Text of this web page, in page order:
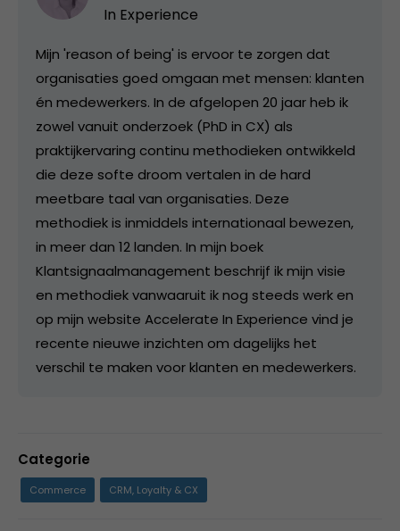
In Experience
Mijn 'reason of being' is ervoor te zorgen dat
organisaties goed omgaan met mensen: klanten
én medewerkers. In de afgelopen 20 jaar heb ik
zowel vanuit onderzoek (PhD in CX) als
praktijkervaring continu methodieken ontwikkeld
die deze softe droom vertalen in de hard
meetbare taal van organisaties. Deze
methodiek is inmiddels internationaal bewezen,
in meer dan 12 landen. In mijn boek
Klantsignaalmanagement beschrijf ik mijn visie
en methodiek vanwaaruit ik nog steeds werk en
op mijn website Accelerate In Experience vind je
recente nieuwe inzichten om dagelijks het
verschil te maken voor klanten en medewerkers.
Categorie
Commerce CRM, Loyalty & CX